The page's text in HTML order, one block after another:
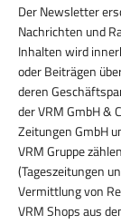
Der Newsletter
Nachrichten und
Inhalten wird
oder Beiträgen
deren
der VRM GmbH &
Zeitungen GmbH
VRM Gruppe
(Tageszeitungen
Vermittlung von
VRM Shops aus